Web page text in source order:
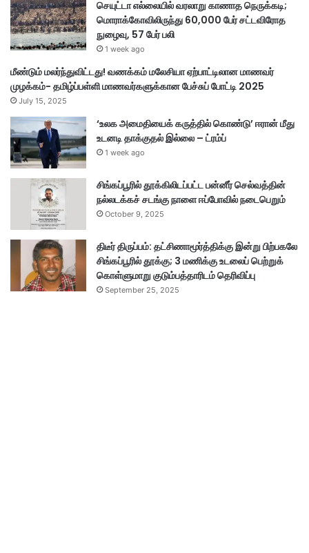
யை
ப
ய
ன்
டு
த்
த
L
U
S
வ
த்
செயுட்டா எல்லையில் வரலாறு காணாத நெருக்கடி;
மொராக்கோவிலிருந்து 60,000 பேர் சட்டவிரோத
நுழைவு, 57 பேர் பலி
1 week ago
மீண்டும் மலர்ந்துவிட்டது! வணக்கம் மலேசியா ஏற்பாட்டிலான மாணவர்
முழக்கம்- தமிழ்ப்பள்ளி மாணவர்களுக்கான பேச்சுப் போட்டி 2025
July 15, 2025
‘உலக அமைதியைக் கருத்தில் கொண்டு’ ஈரான் மீது
உடனடி தாக்குதல் இல்லை – ட்ரம்ப்
1 week ago
சிங்கப்பூரில் தூக்கிலிடப்பட்ட பன்னீர் செல்வத்தின்
நல்லடக்கச் சடங்கு நாளை ஈப்போவில் நடைபெறும்
October 9, 2025
திடீர் திருப்பம்: தட்சிணாமூர்த்திக்கு இன்று பிற்பகலே
சிங்கப்பூரில் தூக்கு; 3 மணிக்கு உடலைப் பெற்றுக்
கொள்ளுமாறு குடும்பத்தாரிடம் தெரிவிப்பு
September 25, 2025